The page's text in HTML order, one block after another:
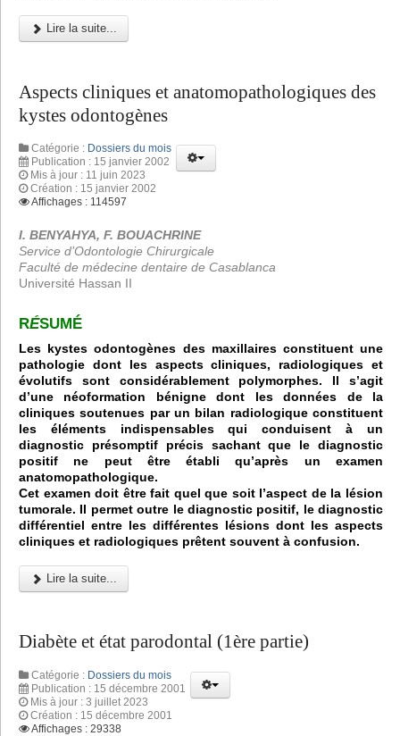
Lire la suite...
Aspects cliniques et anatomopathologiques des
kystes odontogènes
Catégorie : Dossiers du mois
Publication : 15 janvier 2002
Mis à jour : 11 juin 2023
Création : 15 janvier 2002
Affichages : 114597
I. BENYAHYA, F. BOUACHRINE
Service d’Odontologie Chirurgicale
Faculté de médecine dentaire de Casablanca
Université Hassan II
RÉSUMÉ
Les kystes odontogènes des maxillaires constituent une
pathologie dont les aspects cliniques, radiologiques et
évolutifs sont considérablement polymorphes. Il s’agit
d’une néoformation bénigne dont les données de la
cliniques soutenues par un bilan radiologique constituent
les éléments indispensables qui conduisent à un
diagnostic présomptif précis sachant que le diagnostic
positif ne peut être établi qu’après un examen
anatomopathologique.
Cet examen doit être fait quel que soit l’aspect de la lésion
tumorale. Il permet outre le diagnostic positif, le diagnostic
différentiel entre les différentes lésions dont les aspects
cliniques et radiologiques prêtent souvent à confusion.
Lire la suite...
Diabète et état parodontal (1ère partie)
Catégorie : Dossiers du mois
Publication : 15 décembre 2001
Mis à jour : 3 juillet 2023
Création : 15 décembre 2001
Affichages : 29338